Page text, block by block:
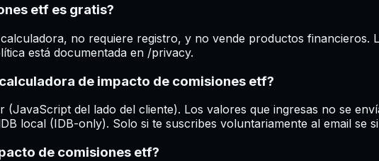
etf es gratis?
no requiere registro, y no vende productos
está documentada en /privacy.
de impacto de comisiones etf?
del lado del cliente). Los valores que ingresas no se
local (IDB-only). Solo si te suscribes voluntariamente al email
de comisiones etf?